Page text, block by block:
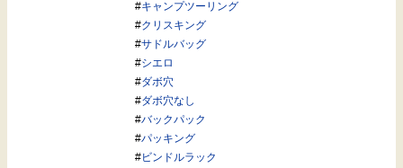
#キャンプツーリング
#クリスキング
#サドルバッグ
#シエロ
#ダボ穴
#ダボ穴なし
#バックパック
#パッキング
#ビンドルラック